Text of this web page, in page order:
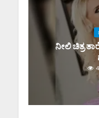
ನೀಲಿ ಚಿತ್ರ